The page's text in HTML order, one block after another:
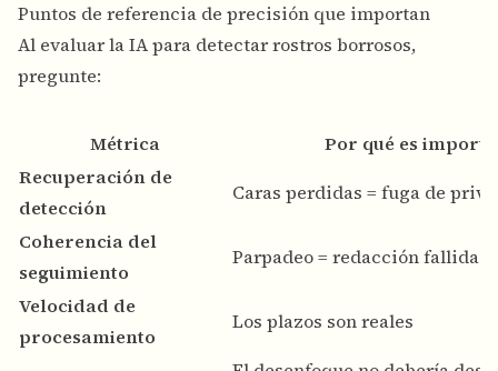
Puntos de referencia de precisión que importan
Al evaluar la IA para detectar rostros borrosos,
pregunte:
Métrica
Por qué es
Recuperación de
detección
Caras perdidas = fuga de
Coherencia del
seguimiento
Parpadeo = redacción fallida
Velocidad de
procesamiento
Los plazos son reales